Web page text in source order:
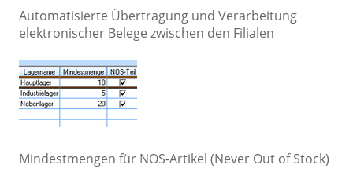
Automatisierte Übertragung und Verarbeitung
elektronischer Belege zwischen den Filialen
Mindestmengen für NOS-Artikel (Never Out of Stock)